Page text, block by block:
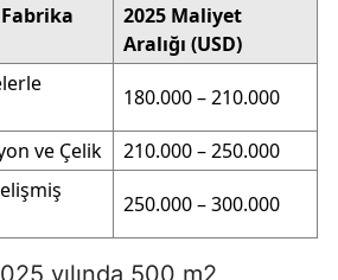
2025 Maliyet
Aralığı (USD)
180.000 – 210.000
ve Çelik
210.000 – 250.000
250.000 – 300.000
yılında 500 m2